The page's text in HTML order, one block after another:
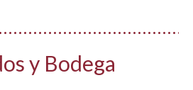
y Bodega